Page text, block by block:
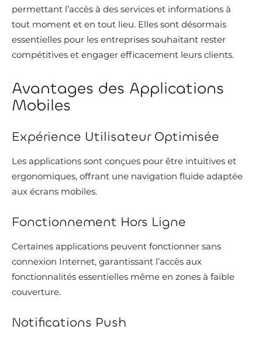
permettant l’accès à des services et informations à
tout moment et en tout lieu. Elles sont désormais
essentielles pour les entreprises souhaitant rester
compétitives et engager efficacement leurs clients.
Avantages des Applications
Mobiles
Expérience Utilisateur Optimisée
Les applications sont conçues pour être intuitives et
ergonomiques, offrant une navigation fluide adaptée
aux écrans mobiles.
Fonctionnement Hors Ligne
Certaines applications peuvent fonctionner sans
connexion Internet, garantissant l’accès aux
fonctionnalités essentielles même en zones à faible
couverture.
Notifications Push